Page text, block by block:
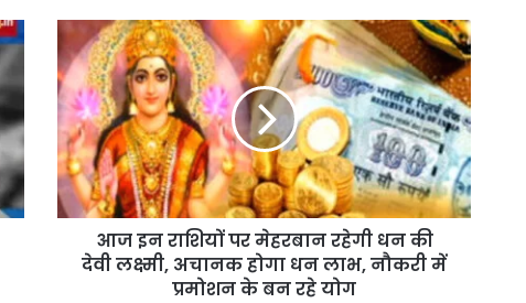
आज इन राशियों पर मेहरबान रहेगी धन की
देवी लक्ष्मी, अचानक होगा धन लाभ, नौकरी में
प्रमोशन के बन रहे योग